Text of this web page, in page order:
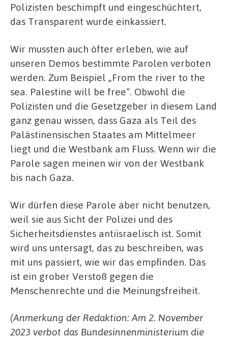
Polizisten beschimpft und eingeschüchtert,
das Transparent wurde einkassiert.
Wir mussten auch öfter erleben, wie auf
unseren Demos bestimmte Parolen verboten
werden. Zum Beispiel „From the river to the
sea. Palestine will be free“. Obwohl die
Polizisten und die Gesetzgeber in diesem Land
ganz genau wissen, dass Gaza als Teil des
Palästinensischen Staates am Mittelmeer
liegt und die Westbank am Fluss. Wenn wir die
Parole sagen meinen wir von der Westbank
bis nach Gaza.
Wir dürfen diese Parole aber nicht benutzen,
weil sie aus Sicht der Polizei und des
Sicherheitsdienstes antiisraelisch ist. Somit
wird uns untersagt, das zu beschreiben, was
mit uns passiert, wie wir das empfinden. Das
ist ein grober Verstoß gegen die
Menschenrechte und die Meinungsfreiheit.
(Anmerkung der Redaktion: Am 2. November
2023 verbot das Bundesinnenministerium die